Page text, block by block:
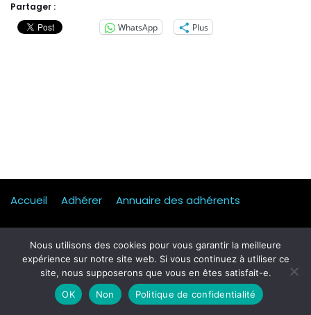
Partager :
WhatsApp
Plus
Accueil Adhérer Annuaire des adhérents
Actualités Presse Mentions légales Statuts
Mobilité, transport & logistique Contact
Qui sommes-nous ? Formulaire d’inscription Petit dej
Nous utilisons des cookies pour vous garantir la meilleure
expérience sur notre site web. Si vous continuez à utiliser ce
site, nous supposerons que vous en êtes satisfait-e.
OK
Non Politique de confidentialité